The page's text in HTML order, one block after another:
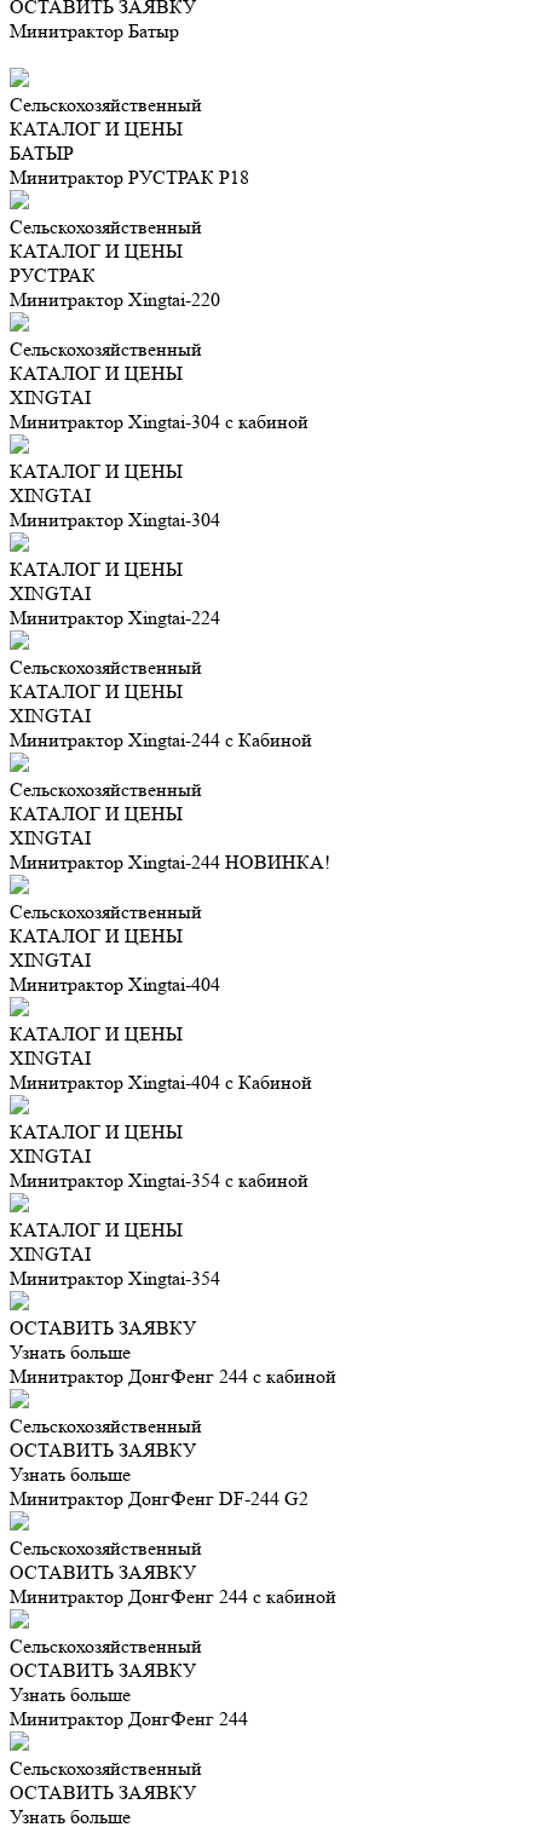
ОСТАВИТЬ ЗАЯВКУ
Минитрактор Батыр
Сельскохозяйственный
КАТАЛОГ И ЦЕНЫ
БАТЫР
Минитрактор РУСТРАК Р18
Сельскохозяйственный
КАТАЛОГ И ЦЕНЫ
РУСТРАК
Минитрактор Xingtai-220
Сельскохозяйственный
КАТАЛОГ И ЦЕНЫ
XINGTAI
Минитрактор Xingtai-304 с кабиной
КАТАЛОГ И ЦЕНЫ
XINGTAI
Минитрактор Xingtai-304
КАТАЛОГ И ЦЕНЫ
XINGTAI
Минитрактор Xingtai-224
Сельскохозяйственный
КАТАЛОГ И ЦЕНЫ
XINGTAI
Минитрактор Xingtai-244 с Кабиной
Сельскохозяйственный
КАТАЛОГ И ЦЕНЫ
XINGTAI
Минитрактор Xingtai-244 НОВИНКА!
Сельскохозяйственный
КАТАЛОГ И ЦЕНЫ
XINGTAI
Минитрактор Xingtai-404
КАТАЛОГ И ЦЕНЫ
XINGTAI
Минитрактор Xingtai-404 с Кабиной
КАТАЛОГ И ЦЕНЫ
XINGTAI
Минитрактор Xingtai-354 с кабиной
КАТАЛОГ И ЦЕНЫ
XINGTAI
Минитрактор Xingtai-354
ОСТАВИТЬ ЗАЯВКУ
Узнать больше
Минитрактор ДонгФенг 244 с кабиной
Сельскохозяйственный
ОСТАВИТЬ ЗАЯВКУ
Узнать больше
Минитрактор ДонгФенг DF-244 G2
Сельскохозяйственный
ОСТАВИТЬ ЗАЯВКУ
Минитрактор ДонгФенг 244 с кабиной
Сельскохозяйственный
ОСТАВИТЬ ЗАЯВКУ
Узнать больше
Минитрактор ДонгФенг 244
Сельскохозяйственный
ОСТАВИТЬ ЗАЯВКУ
Узнать больше